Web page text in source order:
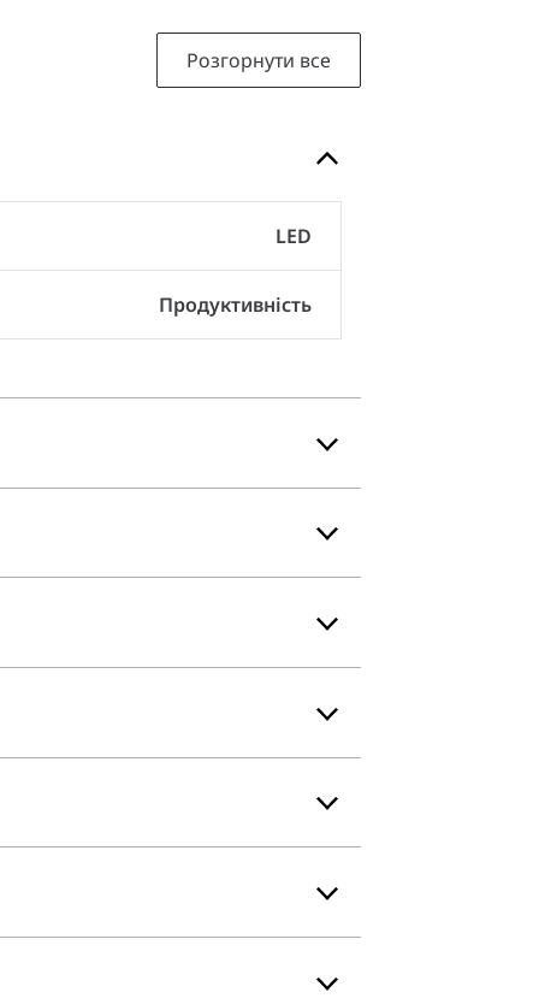
Розгорнути все
LED
Продуктивність